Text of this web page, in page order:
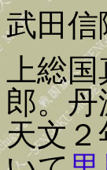
武田
上総
郎。
天文２